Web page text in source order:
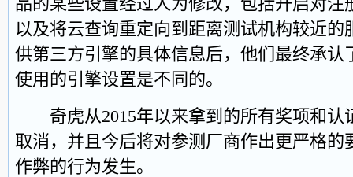
以及将云查询重定向到距离测试机构较近的
供第三方引擎的具体信息后，他们最终承认
使用的引擎设置是不同的。
奇虎从2015年以来拿到的所有奖项和认
取消，并且今后将对参测厂商作出更严格的
作弊的行为发生。